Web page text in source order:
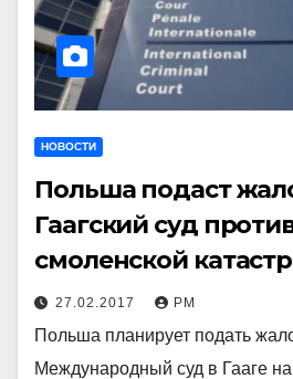
НОВОСТИ
Польша подаст
Гаагский суд
смоленской
27.02.2017 РМ
Польша планирует подать
Международный суд в Гааге